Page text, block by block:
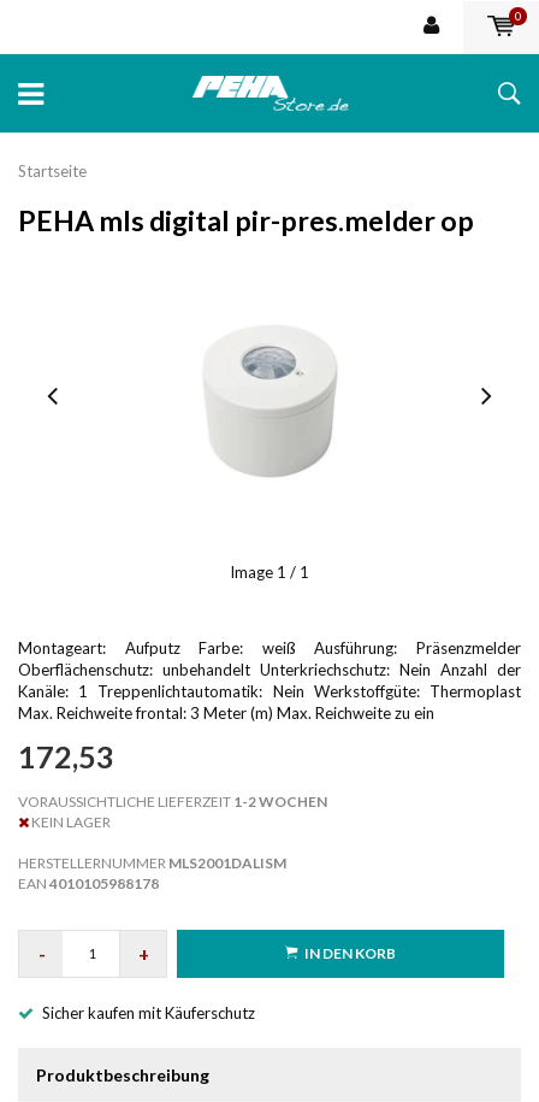
0
Startseite
PEHA mls digital pir-pres.melder op
Image 1 / 1
Montageart: Aufputz Farbe: weiß Ausführung: Präsenzmelder
Oberflächenschutz: unbehandelt Unterkriechschutz: Nein Anzahl der
Kanäle: 1 Treppenlichtautomatik: Nein Werkstoffgüte: Thermoplast
Max. Reichweite frontal: 3 Meter (m) Max. Reichweite zu ein
172,53
VORAUSSICHTLICHE LIEFERZEIT 1-2 WOCHEN
KEIN LAGER
HERSTELLERNUMMER MLS2001DALISM
EAN 4010105988178
- + IN DEN KORB
Sicher kaufen mit Käuferschutz
Produktbeschreibung